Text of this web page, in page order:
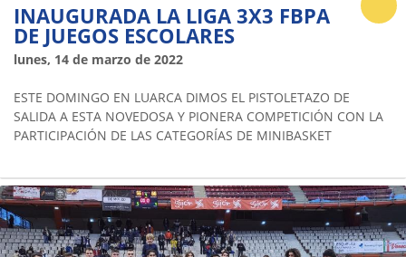
INAUGURADA LA LIGA 3X3 FBPA
DE JUEGOS ESCOLARES
lunes, 14 de marzo de 2022
ESTE DOMINGO EN LUARCA DIMOS EL PISTOLETAZO DE
SALIDA A ESTA NOVEDOSA Y PIONERA COMPETICIÓN CON LA
PARTICIPACIÓN DE LAS CATEGORÍAS DE MINIBASKET